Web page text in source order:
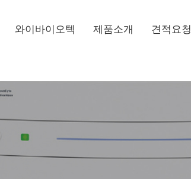
와이바이오텍 제품소개 견적요청